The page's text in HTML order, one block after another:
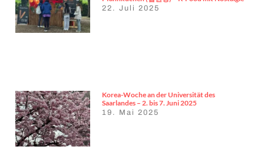
22. Juli 2025
Korea-Woche an der Universität des
Saarlandes – 2. bis 7. Juni 2025
19. Mai 2025